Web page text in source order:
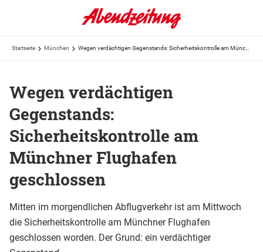
Startseite München
Wegen verdächtigen
Gegenstands:
Sicherheitskontrolle am
Münchner Flughafen
geschlossen
Mitten im morgendlichen Abflugverkehr ist am Mittwoch
die Sicherheitskontrolle am Münchner Flughafen
geschlossen worden. Der Grund: ein verdächtiger